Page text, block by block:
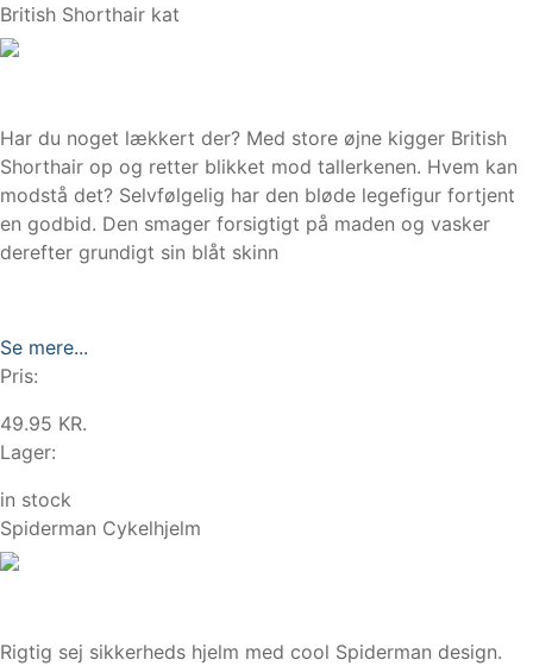
British Shorthair kat
Har du noget lækkert der? Med store øjne kigger British
Shorthair op og retter blikket mod tallerkenen. Hvem kan
modstå det? Selvfølgelig har den bløde legefigur fortjent
en godbid. Den smager forsigtigt på maden og vasker
derefter grundigt sin blåt skinn
Se mere...
Pris:
49.95 KR.
Lager:
in stock
Spiderman Cykelhjelm
Rigtig sej sikkerheds hjelm med cool Spiderman design.